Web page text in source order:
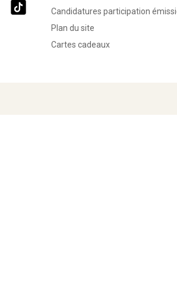
Candidatures participation
Plan du site
Cartes cadeaux